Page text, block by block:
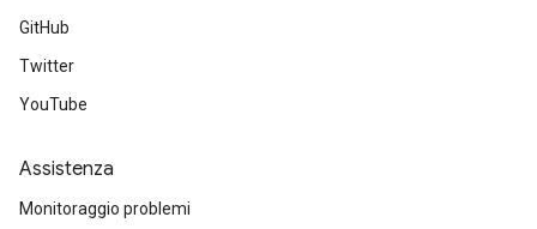
GitHub
Twitter
YouTube
Assistenza
Monitoraggio problemi